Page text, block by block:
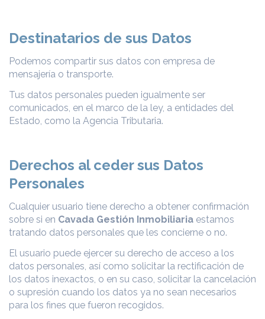
Destinatarios de sus Datos
Podemos compartir sus datos con empresa de
mensajería o transporte.
Tus datos personales pueden igualmente ser
comunicados, en el marco de la ley, a entidades del
Estado, como la Agencia Tributaria.
Derechos al ceder sus Datos
Personales
Cualquier usuario tiene derecho a obtener confirmación
sobre si en Cavada Gestión Inmobiliaria estamos
tratando datos personales que les concierne o no.
El usuario puede ejercer su derecho de acceso a los
datos personales, así como solicitar la rectificación de
los datos inexactos, o en su caso, solicitar la cancelación
o supresión cuando los datos ya no sean necesarios
para los fines que fueron recogidos.